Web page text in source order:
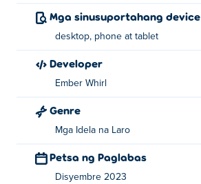
Mga sinusuportahang device
desktop, phone at tablet
Developer
Ember Whirl
Genre
Mga Idela na Laro
Petsa ng Paglabas
Disyembre 2023